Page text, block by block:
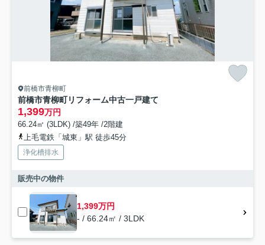
前橋市青柳町
前橋市青柳町リフォーム中古一戸建て
1,399万円
66.24㎡ (3LDK) /築49年 /2階建
上毛電鉄「城東」駅 徒歩45分
浄化槽排水
販売中の物件
1,399万円
- / 66.24㎡ / 3LDK